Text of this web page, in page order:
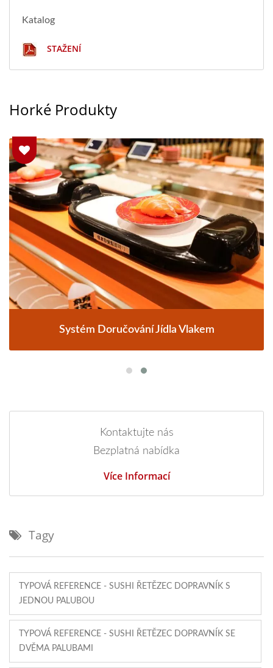
Katalog
STAŽENÍ
Horké Produkty
Systém Doručování Jídla Vlakem
Kontaktujte nás
Bezplatná nabídka
Více Informací
Tagy
TYPOVÁ REFERENCE - SUSHI ŘETĚZEC DOPRAVNÍK S
JEDNOU PALUBOU
TYPOVÁ REFERENCE - SUSHI ŘETĚZEC DOPRAVNÍK SE
DVĚMA PALUBAMI